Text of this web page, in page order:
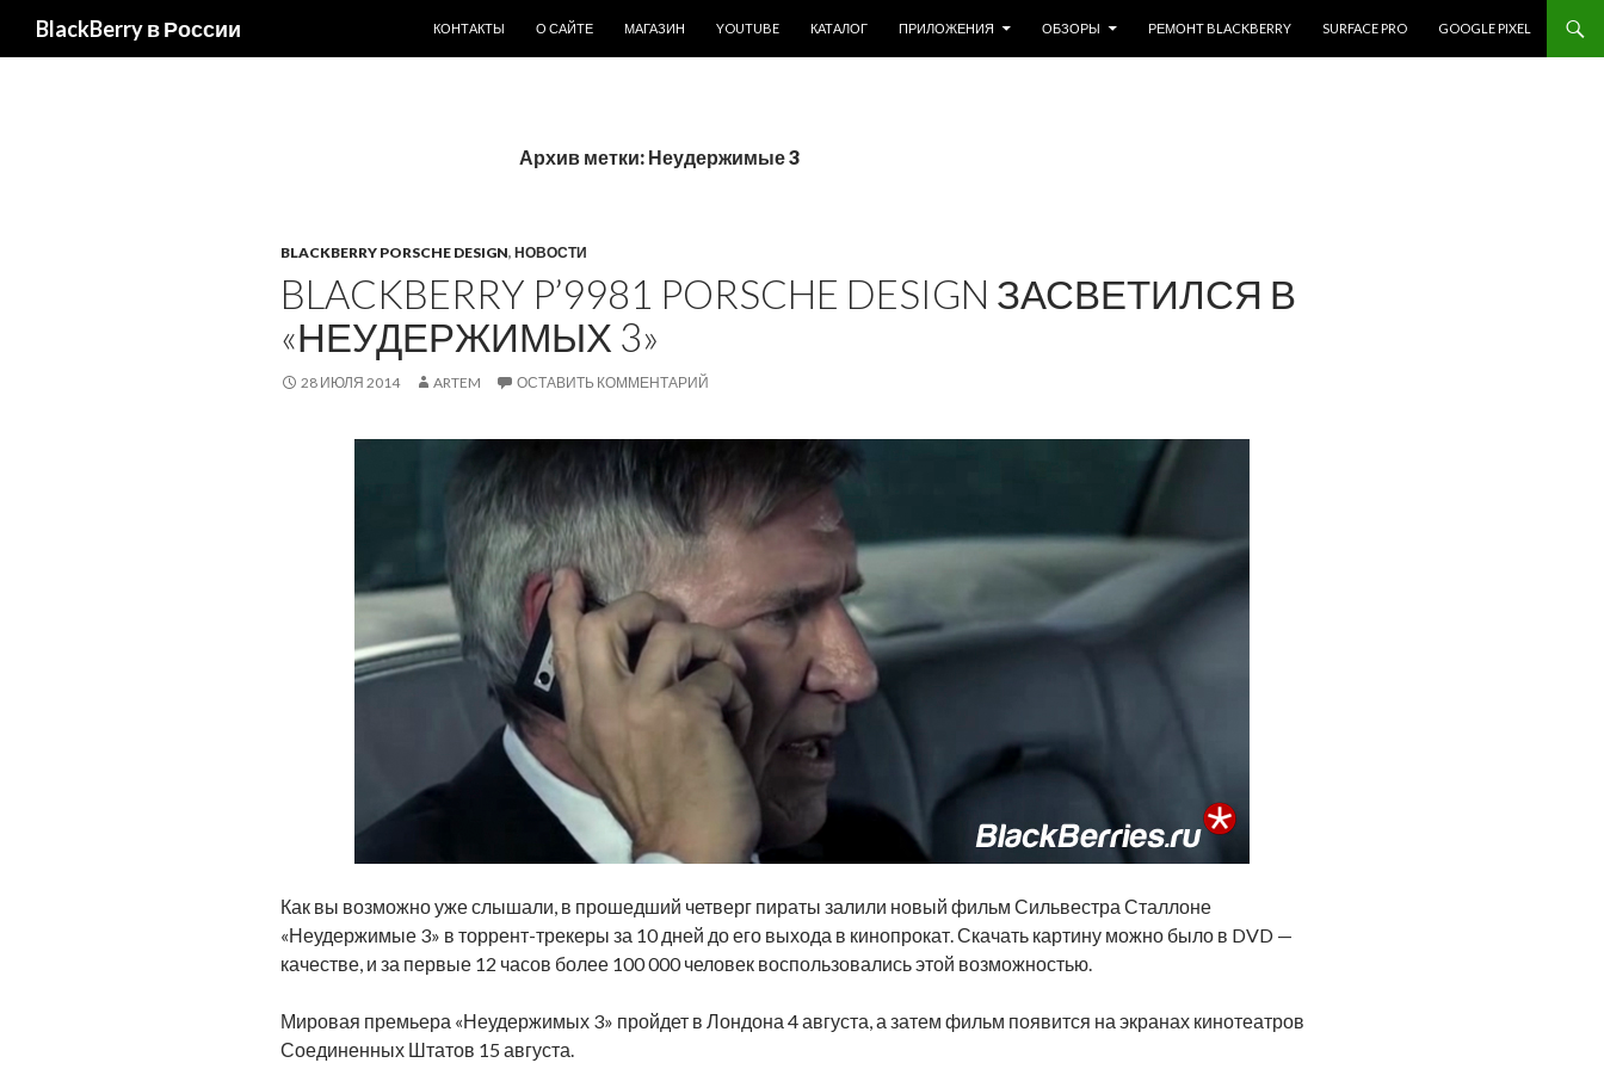
BlackBerry в России
КОНТАКТЫ
О САЙТЕ МАГАЗИН YOUTUBE КАТАЛОГ ПРИЛОЖЕНИЯ ОБЗОРЫ РЕМОНТ BLACKBERRY SURFACE PRO GOOGLE PIXEL
Архив метки: Неудержимые 3
BLACKBERRY PORSCHE DESIGN, НОВОСТИ
BLACKBERRY P’9981 PORSCHE DESIGN ЗАСВЕТИЛСЯ В
«НЕУДЕРЖИМЫХ 3»
28 ИЮЛЯ 2014 ARTEM ОСТАВИТЬ КОММЕНТАРИЙ
Как вы возможно уже слышали, в прошедший четверг пираты залили новый фильм Сильвестра Сталлоне
«Неудержимые 3» в торрент-трекеры за 10 дней до его выхода в кинопрокат. Скачать картину можно было в DVD —
качестве, и за первые 12 часов более 100 000 человек воспользовались этой возможностью.
Мировая премьера «Неудержимых 3» пройдет в Лондона 4 августа, а затем фильм появится на экранах кинотеатров
Соединенных Штатов 15 августа.